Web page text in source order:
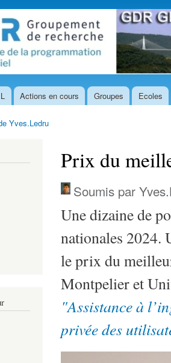
Actions en cours Groupes Ecoles
Yves.Ledru
Prix du
Soumis par
Une dizaine de
nationales 2024.
le prix du
Montpelier et
"Assistance à
privée des